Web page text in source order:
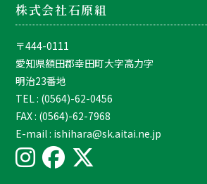
株式会社石原組
〒444-0111
愛知県額田郡幸田町大字高力字
明治23番地
TEL : (0564)-62-0456
FAX : (0564)-62-7968
E-mail : ishihara@sk.aitai.ne.jp